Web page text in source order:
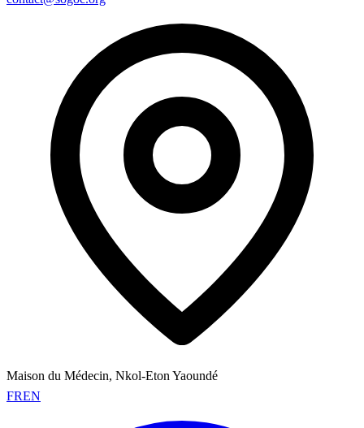
Maison du Médecin, Nkol-Eton Yaoundé
FREN